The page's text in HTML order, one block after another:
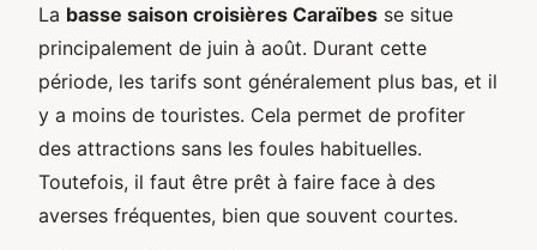
La basse saison croisières Caraïbes se situe
principalement de juin à août. Durant cette
période, les tarifs sont généralement plus bas, et il
y a moins de touristes. Cela permet de profiter
des attractions sans les foules habituelles.
Toutefois, il faut être prêt à faire face à des
averses fréquentes, bien que souvent courtes.